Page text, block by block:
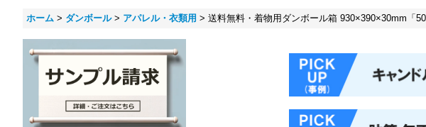
ホーム > ダンボール > アパレル・衣類用 > 送料無料・着物用ダンボール箱 930×390×30mm「50